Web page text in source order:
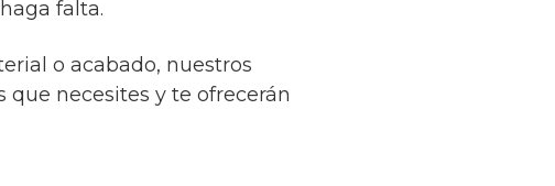
falta.
o acabado, nuestros
que necesites y te ofrecerán